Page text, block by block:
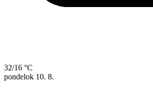
32/16 °C
pondelok 10. 8.